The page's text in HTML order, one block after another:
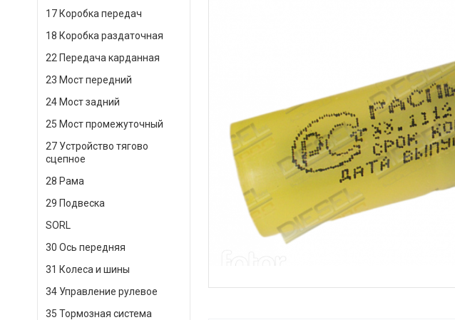
17 Коробка передач
18 Коробка раздаточная
22 Передача карданная
23 Мост передний
24 Мост задний
25 Мост промежуточный
27 Устройство тягово
сцепное
28 Рама
29 Подвеска
SORL
30 Ось передняя
31 Колеса и шины
34 Управление рулевое
35 Тормозная система